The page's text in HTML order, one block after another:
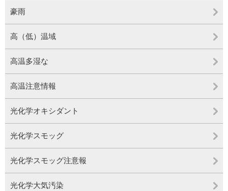
豪雨
高（低）温域
高温多湿な
高温注意情報
光化学オキシダント
光化学スモッグ
光化学スモッグ注意報
光化学大気汚染